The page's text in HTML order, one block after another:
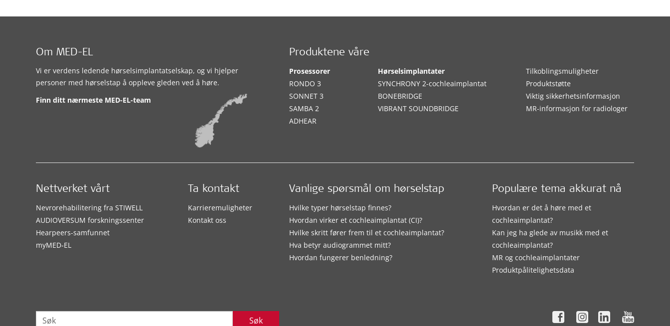
Om MED-EL
Vi er verdens ledende hørselsimplantatselskap, og vi hjelper
personer med hørselstap å oppleve gleden ved å høre.
Finn ditt nærmeste MED-EL-team
Produktene våre
Prosessorer
RONDO 3
SONNET 3
SAMBA 2
ADHEAR
Hørselsimplantater
SYNCHRONY 2-cochleaimplantat
BONEBRIDGE
VIBRANT SOUNDBRIDGE
Tilkoblingsmuligheter
Produktstøtte
Viktig sikkerhetsinformasjon
MR-informasjon for radiologer
Vanlige spørsmål om hørselstap
Hvilke typer hørselstap finnes?
Hvordan virker et cochleaimplantat (CI)?
Hvilke skritt fører frem til et cochleaimplantat?
Hva betyr audiogrammet mitt?
Hvordan fungerer benledning?
Populære tema akkurat nå
Hvordan er det å høre med et
cochleaimplantat?
Kan jeg ha glede av musikk med et
cochleaimplantat?
MR og cochleaimplantater
Produktpålitelighetsdata
Nettverket vårt
Nevrorehabilitering fra STIWELL
AUDIOVERSUM forskningssenter
Hearpeers-samfunnet
myMED‑EL
Ta kontakt
Karrieremuligheter
Kontakt oss
Søk